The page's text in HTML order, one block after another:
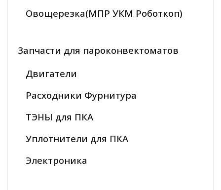
Овощерезка(МПР УКМ Роботкоп)
Запчасти для пароконвектоматов
Двигатели
Расходники Фурнитура
ТЭНЫ для ПКА
Уплотнители для ПКА
Электроника